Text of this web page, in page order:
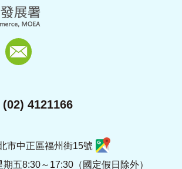
4121166
市中正區福州街15號
五8:30～17:30（國定假日除外）